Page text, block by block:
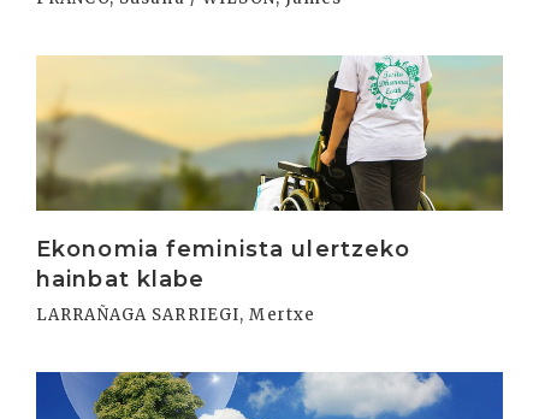
Ekonomia feminista ulertzeko
hainbat klabe
LARRAÑAGA SARRIEGI, Mertxe
Irakurri